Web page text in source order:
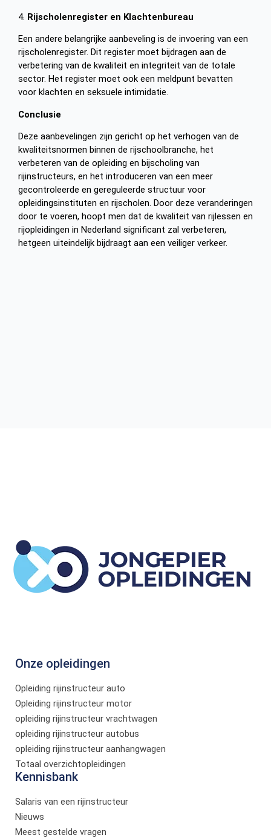
4. Rijscholenregister en Klachtenbureau
Een andere belangrijke aanbeveling is de invoering van een
rijscholenregister. Dit register moet bijdragen aan de
verbetering van de kwaliteit en integriteit van de totale
sector. Het register moet ook een meldpunt bevatten
voor klachten en seksuele intimidatie.
Conclusie
Deze aanbevelingen zijn gericht op het verhogen van de
kwaliteitsnormen binnen de rijschoolbranche, het
verbeteren van de opleiding en bijscholing van
rijinstructeurs, en het introduceren van een meer
gecontroleerde en gereguleerde structuur voor
opleidingsinstituten en rijscholen. Door deze veranderingen
door te voeren, hoopt men dat de kwaliteit van rijlessen en
rijopleidingen in Nederland significant zal verbeteren,
hetgeen uiteindelijk bijdraagt aan een veiliger verkeer.
Onze opleidingen
Opleiding rijinstructeur auto
Opleiding rijinstructeur motor
opleiding rijinstructeur vrachtwagen
opleiding rijinstructeur autobus
opleiding rijinstructeur aanhangwagen
Totaal overzichtopleidingen
Kennisbank
Salaris van een rijinstructeur
Nieuws
Meest gestelde vragen